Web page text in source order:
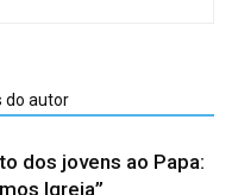
do autor
dos jovens ao Papa:
Igreja”